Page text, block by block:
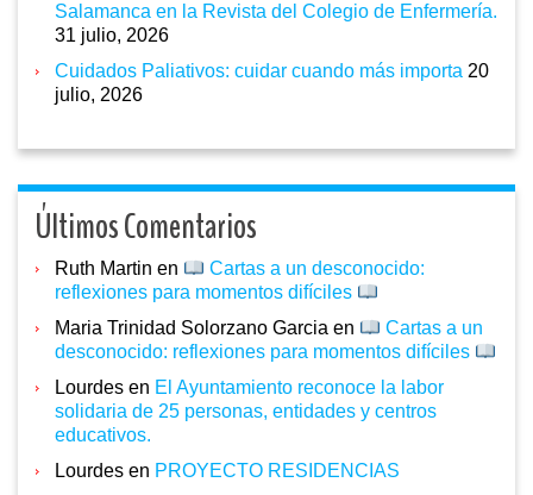
Salamanca en la Revista del Colegio de Enfermería.
31 julio, 2026
Cuidados Paliativos: cuidar cuando más importa 20
julio, 2026
Últimos Comentarios
Ruth Martin en
Cartas a un desconocido:
reflexiones para momentos difíciles
Maria Trinidad Solorzano Garcia en
Cartas a un
desconocido: reflexiones para momentos difíciles
Lourdes en El Ayuntamiento reconoce la labor
solidaria de 25 personas, entidades y centros
educativos.
Lourdes en PROYECTO RESIDENCIAS